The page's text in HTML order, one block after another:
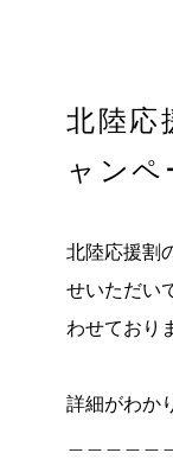
北陸応
ャンペ
北陸応援割
せいただい
わせており
詳細がわか